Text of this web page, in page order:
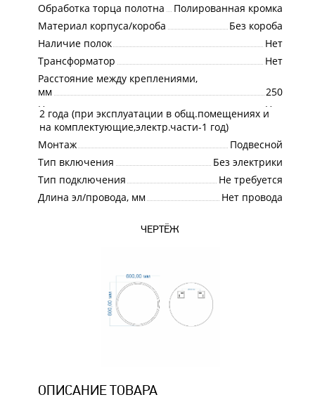
Обработка торца полотна
Полированная кромка
Материал корпуса/короба
Без короба
Наличие полок
Нет
Трансформатор
Нет
Расстояние между креплениями,
мм
250
Наличие розетки
Нет
Гарантия
2 года (при эксплуатации в общ.помещениях и
на комплектующие,электр.части-1 год)
Монтаж
Подвесной
Тип включения
Без электрики
Тип подключения
Не требуется
Длина эл/провода, мм
Нет провода
ЧЕРТЁЖ
ОПИСАНИЕ ТОВАРА